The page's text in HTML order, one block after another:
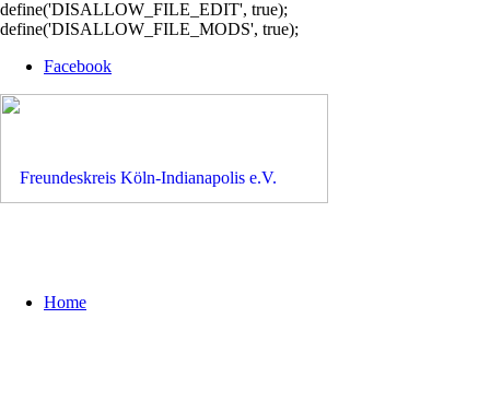
define('DISALLOW_FILE_EDIT', true);
define('DISALLOW_FILE_MODS', true);
Facebook
Home